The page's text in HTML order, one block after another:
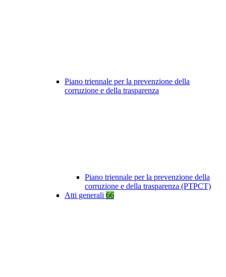
Piano triennale per la prevenzione della
corruzione e della trasparenza
Piano triennale per la prevenzione della
corruzione e della trasparenza (PTPCT)
Atti generali 66